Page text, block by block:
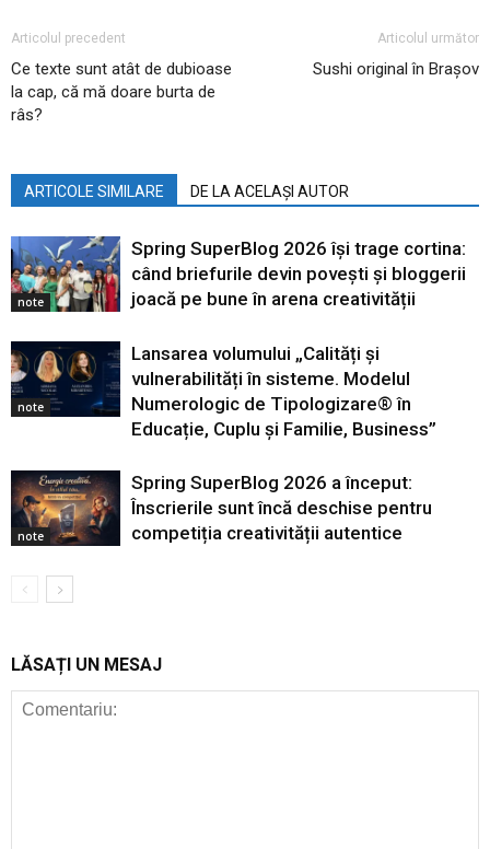
Articolul precedent
Ce texte sunt atât de dubioase
la cap, că mă doare burta de
râs?
Articolul următor
Sushi original în Brașov
ARTICOLE SIMILARE DE LA ACELAȘI AUTOR
note
Spring SuperBlog 2026 își trage cortina:
când briefurile devin povești și bloggerii
joacă pe bune în arena creativității
note
Lansarea volumului „Calități și
vulnerabilități în sisteme. Modelul
Numerologic de Tipologizare® în
Educație, Cuplu și Familie, Business”
note
Spring SuperBlog 2026 a început:
Înscrierile sunt încă deschise pentru
competiția creativității autentice
LĂSAȚI UN MESAJ